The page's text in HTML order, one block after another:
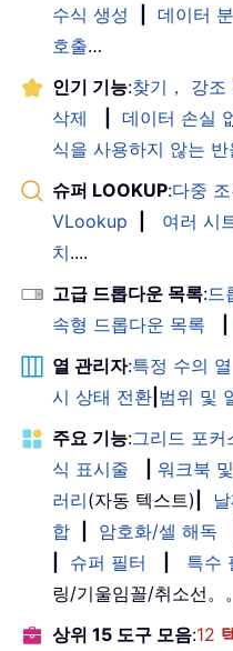
수식 생성
데이터
호출…
인기 기능:찾기， 강조
삭제
데이터 손실
식을 사용하지 않는 반
슈퍼 LOOKUP:다중
VLookup
여러 시
치....
고급 드롭다운 목록:드
속형 드롭다운 목록
열 관리자:특정 수의
시 상태 전환 범위 및
주요 기능:그리드 포커
식 표시줄
워크북
러리(자동 텍스트)
합
암호화/셀 해독
슈퍼 필터 특수
링/기울임꼴/취소선。
상위 15 도구 모음:12